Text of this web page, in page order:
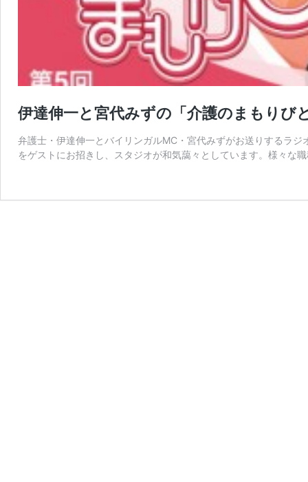
伊達伸一と宮代みずの「介護のまもりび
弁護士・伊達伸一とバイリンガルMC・宮代みずがお送りするラ
をゲストにお招きし、スタジオが和気藹々としています。様々な